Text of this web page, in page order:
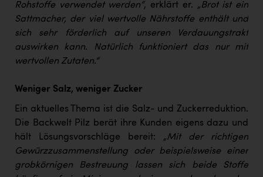
Rohstoffe verwendet werden“, erklärt er. „Brot ist ein
Sattmacher, der viel wertvolle Nährstoffe enthält und
sich sehr förderlich auf unseren Verdauungstrakt
auswirken kann. Natürlich funktioniert das nur mit
wertvollen Zutaten.“
Weniger Salz, weniger Zucker
Ein aktuelles Thema ist die Salz- und Zuckerreduktion.
Die Backwelt Pilz berät ihre Kunden eigens dazu und
hält Lösungsvorschläge bereit: „Mit der richtigen
Gewürzzusammenstellung oder beispielsweise einer
grobkörnigen Bestreuung lassen sich beide Stoffe